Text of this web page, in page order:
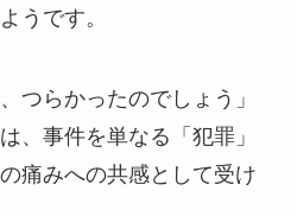
うです。
つらかったのでしょう」
、事件を単なる「犯罪」
痛みへの共感として受け